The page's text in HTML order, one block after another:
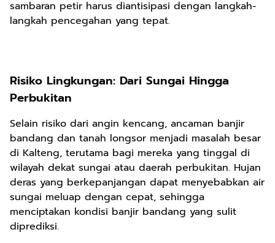
sambaran petir harus diantisipasi dengan langkah-
langkah pencegahan yang tepat.
Risiko Lingkungan: Dari Sungai Hingga
Perbukitan
Selain risiko dari angin kencang, ancaman banjir
bandang dan tanah longsor menjadi masalah besar
di Kalteng, terutama bagi mereka yang tinggal di
wilayah dekat sungai atau daerah perbukitan. Hujan
deras yang berkepanjangan dapat menyebabkan air
sungai meluap dengan cepat, sehingga
menciptakan kondisi banjir bandang yang sulit
diprediksi.